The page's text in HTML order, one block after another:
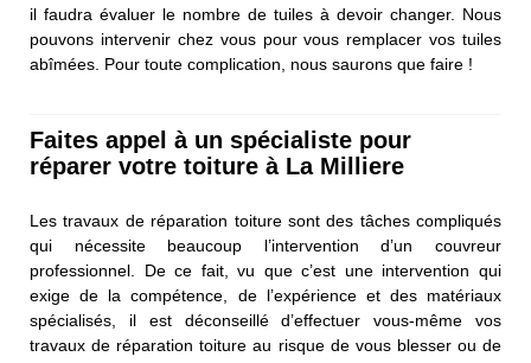
il faudra évaluer le nombre de tuiles à devoir changer. Nous
pouvons intervenir chez vous pour vous remplacer vos tuiles
abîmées. Pour toute complication, nous saurons que faire !
Faites appel à un spécialiste pour
réparer votre toiture à La Milliere
Les travaux de réparation toiture sont des tâches compliqués
qui nécessite beaucoup l’intervention d’un couvreur
professionnel. De ce fait, vu que c’est une intervention qui
exige de la compétence, de l’expérience et des matériaux
spécialisés, il est déconseillé d’effectuer vous-même vos
travaux de réparation toiture au risque de vous blesser ou de